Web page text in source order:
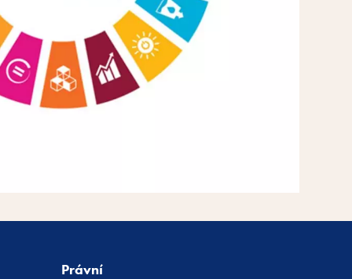
Právní